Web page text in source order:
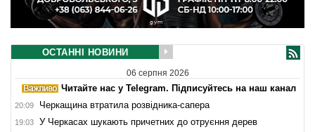
ОСТАННІ НОВИНИ
06 серпня 2026
Читайте нас у Telegram. Підписуйтесь на наш канал
20:09 Черкащина втратила розвідника-сапера
19:03 У Черкасах шукають причетних до отруєння дерев